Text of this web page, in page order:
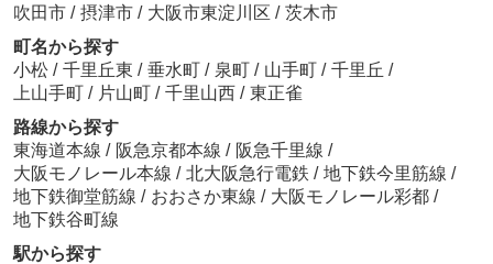
吹田市 / 摂津市 / 大阪市東淀川区 / 茨木市
町名から探す
小松 / 千里丘東 / 垂水町 / 泉町 / 山手町 / 千里丘 /
上山手町 / 片山町 / 千里山西 / 東正雀
路線から探す
東海道本線 / 阪急京都本線 / 阪急千里線 /
大阪モノレール本線 / 北大阪急行電鉄 / 地下鉄今里筋線 /
地下鉄御堂筋線 / おおさか東線 / 大阪モノレール彩都 /
地下鉄谷町線
駅から探す